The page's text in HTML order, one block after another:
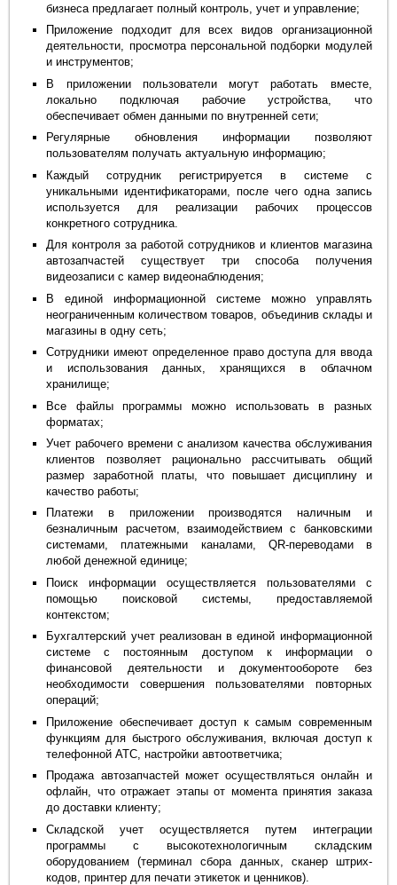
бизнеса предлагает полный контроль, учет и управление;
Приложение подходит для всех видов организационной
деятельности, просмотра персональной подборки модулей
и инструментов;
В приложении пользователи могут работать вместе,
локально подключая рабочие устройства, что
обеспечивает обмен данными по внутренней сети;
Регулярные обновления информации позволяют
пользователям получать актуальную информацию;
Каждый сотрудник регистрируется в системе с
уникальными идентификаторами, после чего одна запись
используется для реализации рабочих процессов
конкретного сотрудника.
Для контроля за работой сотрудников и клиентов магазина
автозапчастей существует три способа получения
видеозаписи с камер видеонаблюдения;
В единой информационной системе можно управлять
неограниченным количеством товаров, объединив склады и
магазины в одну сеть;
Сотрудники имеют определенное право доступа для ввода
и использования данных, хранящихся в облачном
хранилище;
Все файлы программы можно использовать в разных
форматах;
Учет рабочего времени с анализом качества обслуживания
клиентов позволяет рационально рассчитывать общий
размер заработной платы, что повышает дисциплину и
качество работы;
Платежи в приложении производятся наличным и
безналичным расчетом, взаимодействием с банковскими
системами, платежными каналами, QR-переводами в
любой денежной единице;
Поиск информации осуществляется пользователями с
помощью поисковой системы, предоставляемой
контекстом;
Бухгалтерский учет реализован в единой информационной
системе с постоянным доступом к информации о
финансовой деятельности и документообороте без
необходимости совершения пользователями повторных
операций;
Приложение обеспечивает доступ к самым современным
функциям для быстрого обслуживания, включая доступ к
телефонной АТС, настройки автоответчика;
Продажа автозапчастей может осуществляться онлайн и
офлайн, что отражает этапы от момента принятия заказа
до доставки клиенту;
Складской учет осуществляется путем интеграции
программы с высокотехнологичным складским
оборудованием (терминал сбора данных, сканер штрих-
кодов, принтер для печати этикеток и ценников).